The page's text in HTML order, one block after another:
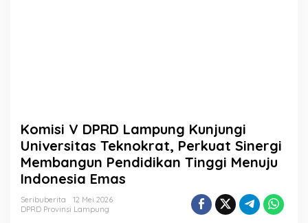
i
v
e
r
i
t
a
Komisi V DPRD Lampung Kunjungi
Universitas Teknokrat, Perkuat Sinergi
Membangun Pendidikan Tinggi Menuju
Indonesia Emas
Seribuberita
12 Mei 2026
DPRD Provinsi Lampung